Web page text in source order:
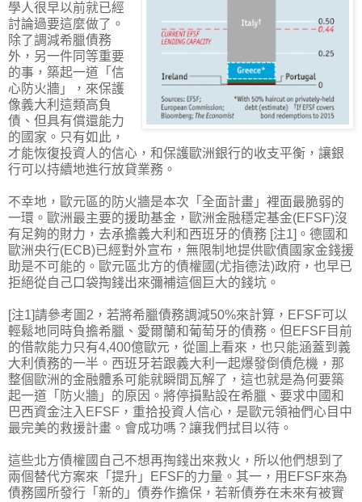
學人很早以前就已經
討論過要這麼做了。
除了調減希臘債務
外，另一件同等重要
的事，築起一道「信
心防火牆」，來保護
像義大利這類高負
債、但具有償還能力
的國家。只有如此，
才能恢復投資人的信心，和保護歐洲銀行的收支平衡，讓銀
行可以持續地進行放貸業務。
不幸地，歐元區的防火牆是本次「全面計畫」裡面最脆弱的
一環。歐洲最主要的援助基金，歐洲金融穩定基金(EFSF)沒
有足夠的財力，去承擔義大利和西班牙的債務 [注1]。德國和
歐洲央行(ECB)已經對外宣布，無限制地提供歐債國家金錢援
助是不可能的。歐元區北方的債權國(尤指德法)政府，也早已
拒絕從自己口袋掏錢出來彌補這個巨大的錢坑。
[注1]請參考圖2，若將希臘債務調減50%來計算，EFSF可以
輕鬆地同時負擔希臘、愛爾蘭和葡萄牙的債務。但EFSF目前
的借款能力只有4,400億歐元，從圖上看來，也只能涵蓋到義
大利債務的一半。西班牙若跟義大利一起爆發倒債危機，那
整個歐洲的金融體系可能就瞬間瓦解了，這也就是為何要築
起一道「防火牆」的原因。將停損點設在希臘、要求中國和
巴西資金注入EFSF，重拾投資人信心，是歐元領袖們心目中
最完美的救援計畫。會成功嗎？讓我們拭目以待。
這些北方債權國自己不想再掏錢出來救火，所以他們想到了
兩個替代方案來「提升」EFSF的力量。其一，用EFSF來為
債務國所發行「新的」債券作擔保，若新債券在未來有被實